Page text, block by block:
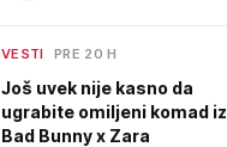
VESTI PRE 20 H
Još uvek nije kasno da
ugrabite omiljeni komad iz
Bad Bunny x Zara